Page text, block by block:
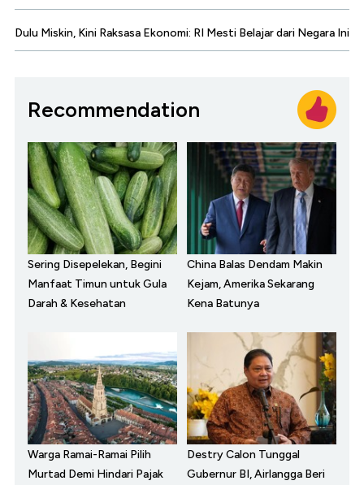
Dulu Miskin, Kini Raksasa Ekonomi: RI Mesti Belajar dari Negara Ini
Recommendation
Sering Disepelekan, Begini
Manfaat Timun untuk Gula
Darah & Kesehatan
China Balas Dendam Makin
Kejam, Amerika Sekarang
Kena Batunya
Warga Ramai-Ramai Pilih
Murtad Demi Hindari Pajak
Destry Calon Tunggal
Gubernur BI, Airlangga Beri